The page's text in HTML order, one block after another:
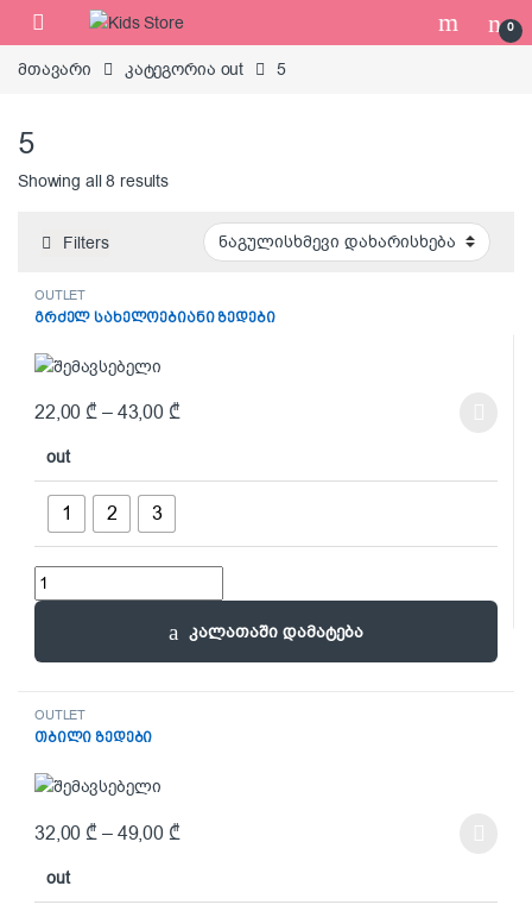
Skip to navigation
Skip to content
0
მთავარი კატეგორია out 5
5
Showing all 8 results
Filters
OUTLET
გრძელ სახელოებიანი ზედები
22,00₾–43,00₾
This product has multiple variants. The options may be chosen on
out
1 2 3
გრძელ სახელოებიანი ზედები quantity
კალათაში დამატება
OUTLET
თბილი ზედები
32,00₾–49,00₾
This product has multiple variants. The options may be chosen on
out